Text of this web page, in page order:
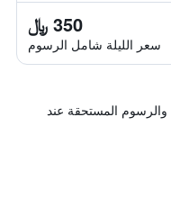
350 ﷼
سعر الليلة شامل الرسوم
المستحقة عند